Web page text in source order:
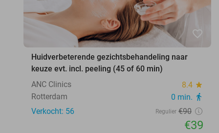
favorite_border
Huidverbeterende gezichtsbehandeling naar
keuze evt. incl. peeling (45 of 60 min)
ANC Clinics
8.4 star
Rotterdam 0 min. directions_walk
Verkocht: 56 Regulier €90
€39